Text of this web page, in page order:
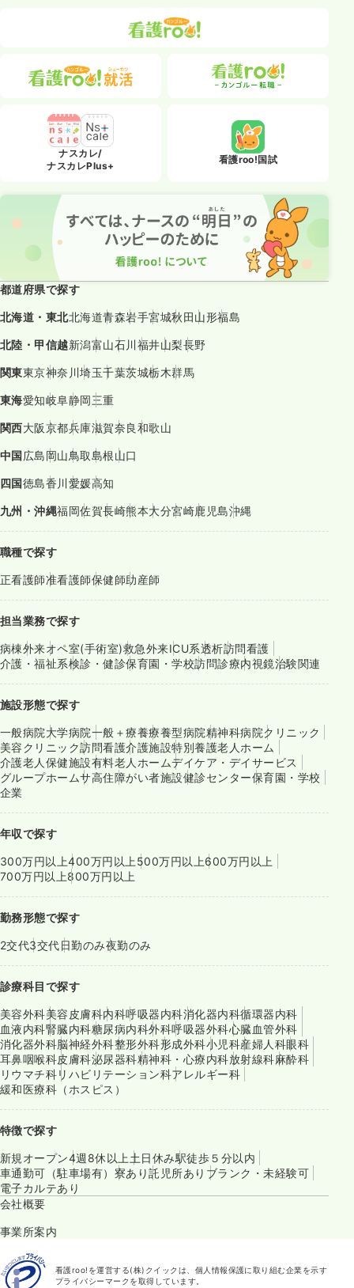
ナスカレ/
ナスカレPlus+
看護roo!国試
都道府県で探す
北海道・東北北海道青森岩手宮城秋田山形福島
北陸・甲信越新潟富山石川福井山梨長野
関東東京神奈川埼玉千葉茨城栃木群馬
東海愛知岐阜静岡三重
関西大阪京都兵庫滋賀奈良和歌山
中国広島岡山鳥取島根山口
四国徳島香川愛媛高知
九州・沖縄福岡佐賀長崎熊本大分宮崎鹿児島沖縄
職種で探す
正看護師准看護師保健師助産師
担当業務で探す
病棟外来オペ室(手術室)救急外来ICU系透析訪問看護
介護・福祉系検診・健診保育園・学校訪問診療内視鏡治験関連
施設形態で探す
一般病院大学病院一般＋療養療養型病院精神科病院クリニック
美容クリニック訪問看護介護施設特別養護老人ホーム
介護老人保健施設有料老人ホームデイケア・デイサービス
グループホームサ高住障がい者施設健診センター保育園・学校
企業
年収で探す
300万円以上400万円以上 500万円以上600万円以上
700万円以上800万円以上
勤務形態で探す
2交代3交代日勤のみ夜勤のみ
診療科目で探す
美容外科美容皮膚科内科呼吸器内科消化器内科循環器内科
血液内科腎臓内科糖尿病内科外科呼吸器外科心臓血管外科
消化器外科脳神経外科整形外科形成外科小児科産婦人科眼科
耳鼻咽喉科皮膚科泌尿器科精神科・心療内科放射線科麻酔科
リウマチ科リハビリテーション科アレルギー科
緩和医療科（ホスピス）
特徴で探す
新規オープン4週8休以上 土日休み駅徒歩５分以内
車通勤可（駐車場有） 寮あり託児所あり ブランク・未経験可
電子カルテあり
会社概要
事業所案内
看護roo!を運営する(株)クイックは、個人情報保護に取り組む企業を示す
プライバシーマークを取得しています。